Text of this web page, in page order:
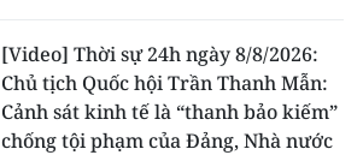
[Video] Thời sự 24h ngày 8/8/2026:
Chủ tịch Quốc hội Trần Thanh Mẫn:
Cảnh sát kinh tế là “thanh bảo kiếm”
chống tội phạm của Đảng, Nhà nước